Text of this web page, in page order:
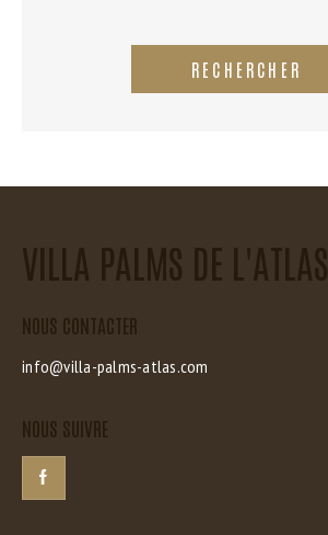
RECHERCHER
VILLA PALMS DE L'ATLAS
NOUS CONTACTER
info@villa-palms-atlas.com
NOUS SUIVRE